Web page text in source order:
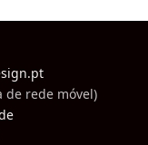
rede móvel)